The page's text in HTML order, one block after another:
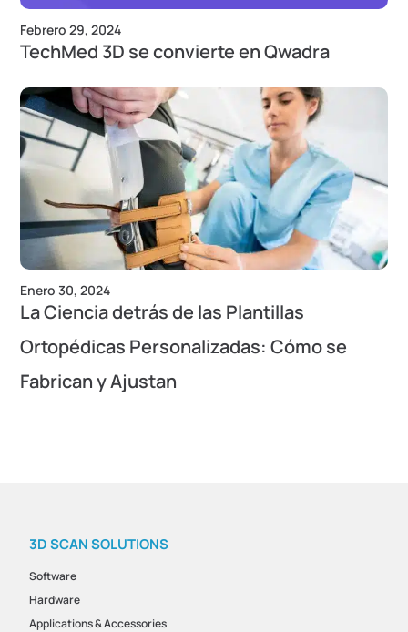
Febrero 29, 2024
TechMed 3D se convierte en Qwadra
Enero 30, 2024
La Ciencia detrás de las Plantillas
Ortopédicas Personalizadas: Cómo se
Fabrican y Ajustan
3D SCAN SOLUTIONS
Software
Hardware
Applications & Accessories